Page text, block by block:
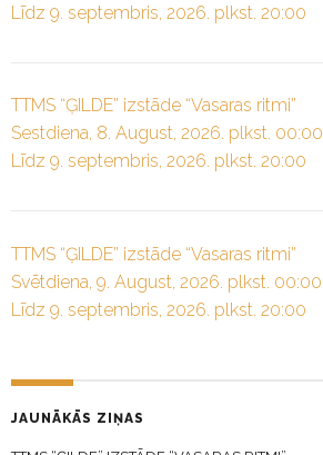
Līdz 9. septembris, 2026. plkst. 20:00
TTMS “ĢILDE” izstāde “Vasaras ritmi”
Sestdiena, 8. August, 2026. plkst. 00:00
Līdz 9. septembris, 2026. plkst. 20:00
TTMS “ĢILDE” izstāde “Vasaras ritmi”
Svētdiena, 9. August, 2026. plkst. 00:00
Līdz 9. septembris, 2026. plkst. 20:00
JAUNĀKĀS ZIŅAS